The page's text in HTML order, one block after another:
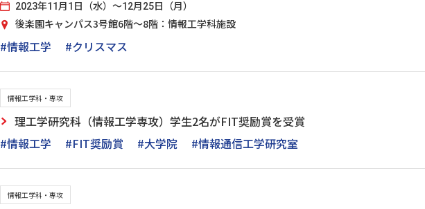
2023年11月1日（水）～12月25日（月）
後楽園キャンパス3号館6階～8階：情報工学科施設
#情報工学 #クリスマス
情報工学科・専攻
理工学研究科（情報工学専攻）学生2名がFIT奨励賞を受賞
#情報工学
#FIT奨励賞 #大学院 #情報通信工学研究室
情報工学科・専攻